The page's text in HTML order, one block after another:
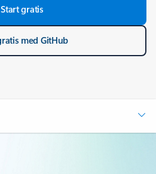
Start gratis
med GitHub